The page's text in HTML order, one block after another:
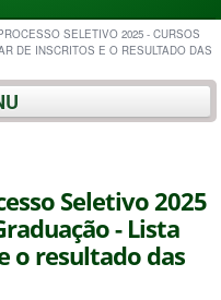
SELETIVO 2025 - CURSOS
DE INSCRITOS E O RESULTADO DAS
Seletivo 2025
- Lista
o resultado das